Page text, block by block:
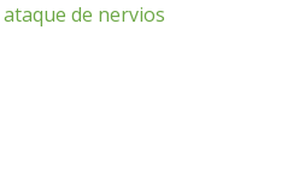
de nervios